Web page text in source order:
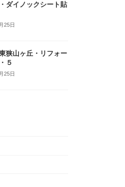
ダイノックシート貼
25日
狭山ヶ丘・リフォー
５
25日